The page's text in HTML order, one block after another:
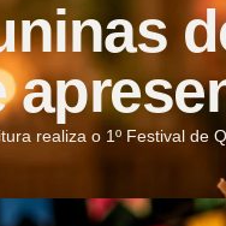
realiza o 1º Festival de